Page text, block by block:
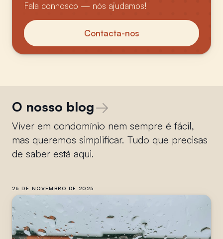
Fala connosco — nós ajudamos!
Contacta-nos
O nosso blog
Viver em condomínio nem sempre é fácil,
mas queremos simplificar. Tudo que precisas
de saber está aqui.
26 DE NOVEMBRO DE 2025